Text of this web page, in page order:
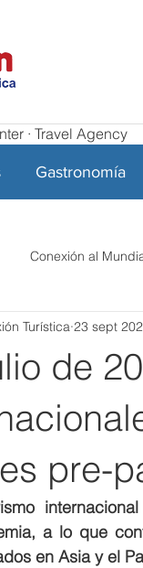
· Travel Agency
Gastronomía
Conexión al
de
pre-
Turística 23 sept
a lo que
en Asia y el